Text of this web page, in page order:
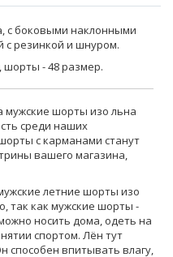
с боковыми наклонными
с резинкой и шнуром.
шорты - 48 размер.
мужские шорты изо льна
среди наших
с карманами станут
вашего магазина,
летние шорты изо
так как мужские шорты -
носить дома, одеть на
спортом. Лён тут
способен впитывать влагу,